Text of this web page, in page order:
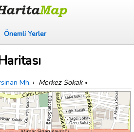
Önemli Yerler
Mh. › Merkez Sokak»